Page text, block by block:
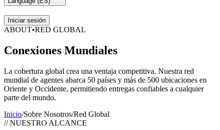
Iniciar sesión
ABOUT•RED GLOBAL
Conexiones Mundiales
La cobertura global crea una ventaja competitiva. Nuestra red
mundial de agentes abarca 50 países y más de 500 ubicaciones en
Oriente y Occidente, permitiendo entregas confiables a cualquier
parte del mundo.
Inicio/Sobre Nosotros/Red Global
//NUESTRO ALCANCE